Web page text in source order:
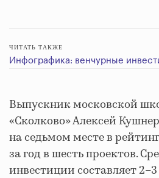
ЧИТАТЬ ТАКЖЕ
Инфографика: венчурные
Выпускник московской
«Сколково» Алексей
на седьмом месте в
за год в шесть проектов.
инвестиции составляет